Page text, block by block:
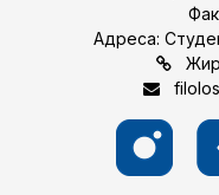
Адреса: